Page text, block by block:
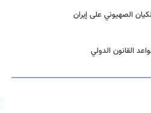
الصهيوني على إيران
القانون الدولي